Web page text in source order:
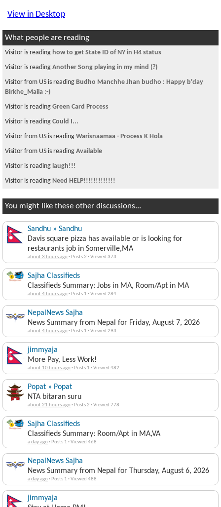
View in Desktop
What people are reading
Visitor is reading how to get State ID of NY in H4 status
Visitor is reading Another Song playing in my mind (?)
Visitor from US is reading Budho Manchhe Jhan budho : Happy b'day
Birkhe_Maila :-)
Visitor is reading Green Card Process
Visitor is reading Could I...
Visitor from US is reading Warisnaamaa - Process K Hola
Visitor from US is reading Available
Visitor is reading laugh!!!
Visitor is reading Need HELP!!!!!!!!!!!!!
You might like these other discussions...
Sandhu » Sandhu
Davis square pizza has available or is looking for
restaurants job in Somerville,MA
about 3 hours ago· Posts 2 ·Viewed 373
Sajha Classifieds
Classifieds Summary: Jobs in MA, Room/Apt in MA
about 4 hours ago· Posts 1 ·Viewed 284
NepalNews Sajha
News Summary from Nepal for Friday, August 7, 2026
about 4 hours ago· Posts 1 ·Viewed 293
jimmyaja
More Pay, Less Work!
about 10 hours ago· Posts 1 ·Viewed 482
Popat » Popat
NTA bitaran suru
about 21 hours ago· Posts 2 ·Viewed 778
Sajha Classifieds
Classifieds Summary: Room/Apt in MA,VA
a day ago· Posts 1 ·Viewed 468
NepalNews Sajha
News Summary from Nepal for Thursday, August 6, 2026
a day ago· Posts 1 ·Viewed 488
jimmyaja